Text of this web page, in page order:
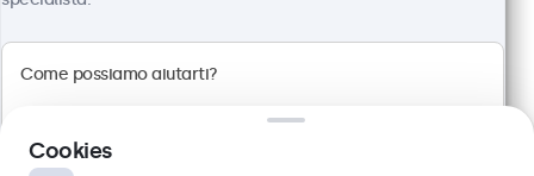
Pannello multi-touch Full HD
Montaggio: scrivania, parete
Dimensioni esterne: 242 x 169 x 34 mm
Cookies